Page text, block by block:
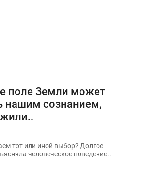
поле Земли может
нашим сознанием,
тот или иной выбор? Долгое
человеческое поведение..